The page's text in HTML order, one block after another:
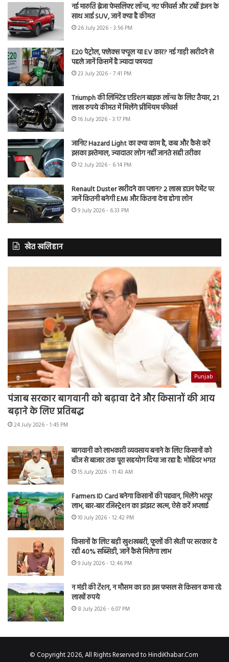
नई मारुति ब्रेजा फेसलिफ्ट लॉन्च, नए फीचर्स और टर्बो इंजन के
साथ आई SUV, जानें क्या है कीमत
26 July 2026 - 3:56 PM
E20 पेट्रोल, फ्लेक्स फ्यूल या EV कार? नई गाड़ी खरीदने से
पहले जानें किसमें है ज्यादा फायदा
23 July 2026 - 7:41 PM
Triumph की लिमिटेड एडिशन बाइक लॉन्च के लिए तैयार, 21
लाख रुपये कीमत में मिलेंगे प्रीमियम फीचर्स
16 July 2026 - 3:17 PM
जानिए Hazard Light का क्या काम है, कब और कैसे करें
इसका इस्तेमाल, ज्यादातर लोग नहीं जानते सही तरीका
12 July 2026 - 6:14 PM
Renault Duster खरीदने का प्लान? 2 लाख डाउन पेमेंट पर
जानें कितनी बनेगी EMI और कितना देना होगा लोन
9 July 2026 - 6:33 PM
खेत खलिहान
Punjab
पंजाब सरकार बागवानी को बढ़ावा देने और किसानों की आय
बढ़ाने के लिए प्रतिबद्ध
24 July 2026 - 1:45 PM
बागवानी को लाभकारी व्यवसाय बनाने के लिए किसानों को
बीज से बाजार तक पूरा सहयोग दिया जा रहा है: मोहिंदर भगत
15 July 2026 - 11:43 AM
Farmers ID Card बनेगा किसानों की पहचान, मिलेंगे भरपूर
लाभ, बार-बार रजिस्ट्रेशन का झंझट खत्म, ऐसे करें अप्लाई
10 July 2026 - 12:42 PM
किसानों के लिए बड़ी खुशखबरी, फूलों की खेती पर सरकार दे
रही 40% सब्सिडी, जानें कैसे मिलेगा लाभ
9 July 2026 - 12:46 PM
न मंडी की टेंशन, न मौसम का डर! इस फसल से किसान कमा रहे
लाखों रुपये
8 July 2026 - 6:07 PM
© Copyright 2026, All Rights Reserved to HindiKhabar.Com